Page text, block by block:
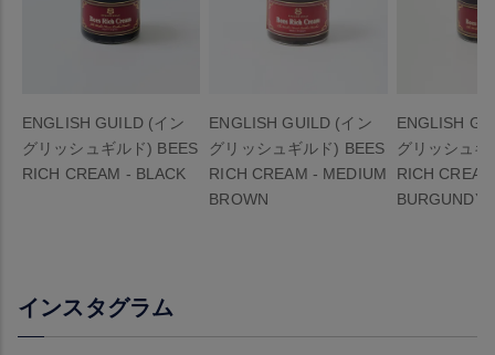
ENGLISH GUILD (イン
グリッシュギルド) BEES
RICH CREAM - BLACK
ENGLISH GUILD (イン
グリッシュギルド) BEES
RICH CREAM - MEDIUM
BROWN
ENGLISH
グリッシュ
RICH
BURGUNDY
インスタグラム